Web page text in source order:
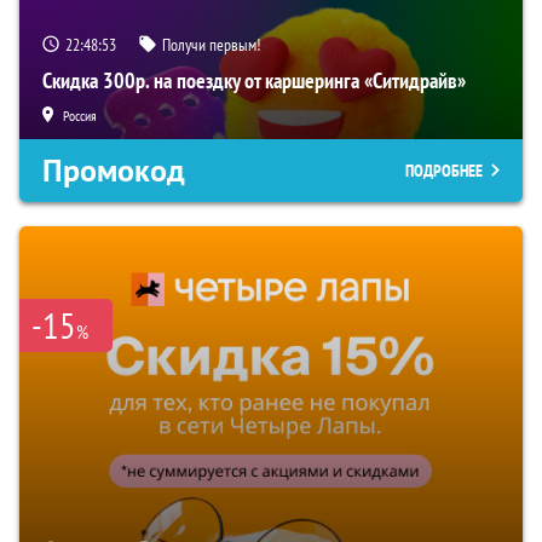
22:48:52 Получи первым!
Скидка 300р. на поездку от каршеринга «Ситидрайв»
Россия
Промокод ПОДРОБНЕЕ
-15%